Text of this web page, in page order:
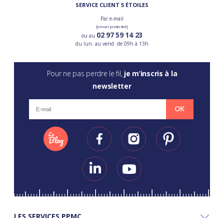
SERVICE CLIENT 5 ÉTOILES
Par e-mail
[email protected]
ou au 02 97 59 14 23
du lun. au vend. de 09h à 13h
Pour ne pas perdre le fil, je m’inscris à la
newsletter
OK